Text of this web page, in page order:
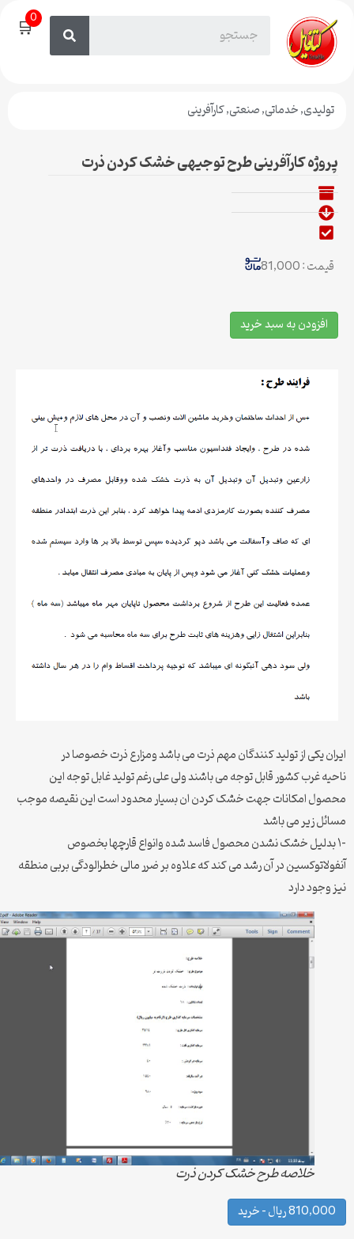
🛒 0
,خدماتی,صنعتی,کارآفرینی
کارآفرینی طرح توجیهی خشک کردن ذرت
: 81,000
افزودن به سبد خرید
یکی از تولید کنندگان مهم ذرت می باشد ومزارع ذرت خصوصا در
غرب کشور قابل توجه می باشند ولی علی رغم تولید غابل توجه این
امکانات جهت خشک کردن ان بسیار محدود است این نقیصه موجب
زیر می باشد
در آن رشد می کند که علاوه بر ضرر مالی خطرالودگی بربی منطقه
دارد
خلاصه طرح خشک کردن ذرت
ریال – خرید